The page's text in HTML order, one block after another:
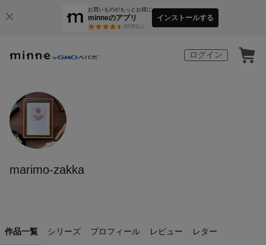
お買いものがもっとお得に
minneのアプリ
3万件以上
インストールする
ログイン
marimo-zakka
作品一覧 シリーズ プロフィール レビュー レター